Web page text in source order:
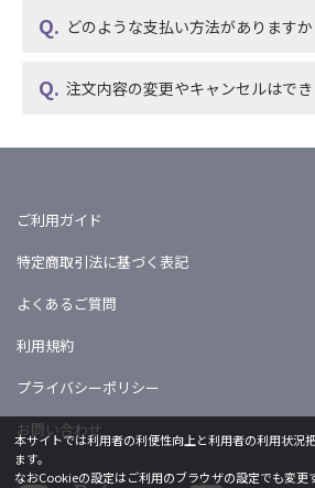
どのような支払い方法がありますか
注文内容の変更やキャンセルはでき
ご利用ガイド
特定商取引法に基づく表記
よくあるご質問
利用規約
プライバシーポリシー
お問い合わせ
本サイトでは利用者の利便性向上と利用者の利用状況
ます。
なおCookieの設定はご利用のブラウザの設定でも変更